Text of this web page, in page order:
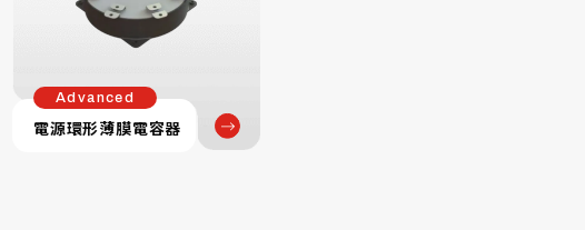
Advanced
電源環形薄膜電容器